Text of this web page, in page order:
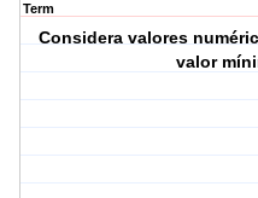
Term
Considera valores
valor